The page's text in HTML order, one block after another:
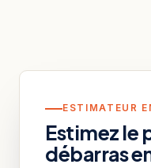
ESTIMATEUR
Estimez le
débarras